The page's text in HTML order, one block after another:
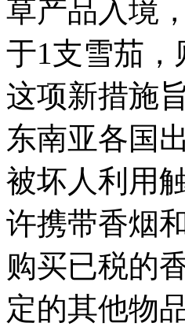
草产品入境
于1支雪茄，
这项新措施
东南亚各国
被坏人利用
许携带香烟
购买已税的
定的其他物